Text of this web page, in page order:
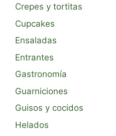
Crepes y tortitas
Cupcakes
Ensaladas
Entrantes
Gastronomía
Guarniciones
Guisos y cocidos
Helados